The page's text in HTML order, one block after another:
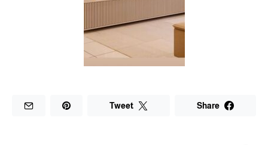
Share
Tweet